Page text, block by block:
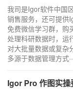
我司是Igor软件中国
销售服务，还可提供
免费微信学习群，购
处理科研数据时，运
对大批量数据或复杂
多源于数据管理方式
Igor Pro 作图实